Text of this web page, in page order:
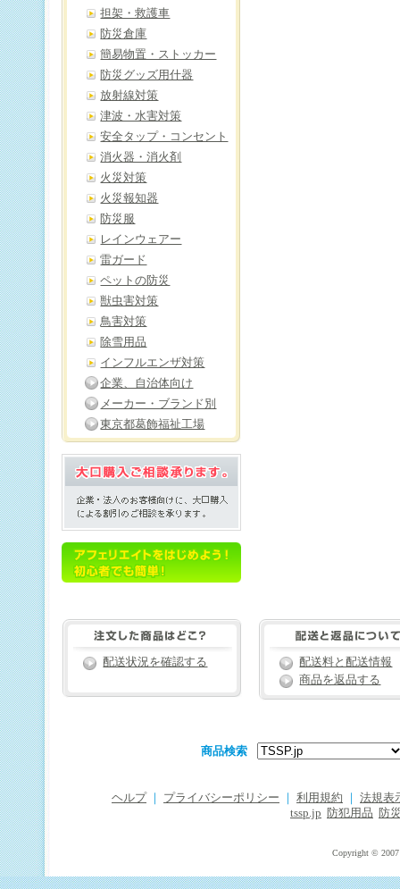
担架・救護車
防災倉庫
簡易物置・ストッカー
防災グッズ用什器
放射線対策
津波・水害対策
安全タップ・コンセント
消火器・消火剤
火災対策
火災報知器
防災服
レインウェアー
雷ガード
ペットの防災
獣虫害対策
鳥害対策
除雪用品
インフルエンザ対策
企業、自治体向け
メーカー・ブランド別
東京都葛飾福祉工場
配送状況を確認する
配送料と配送情報
商品を返品する
商品検索
ヘルプ プライバシーポリシー 利用規約
法規表
tssp.jp
防犯用品 防
Copyright © 2007